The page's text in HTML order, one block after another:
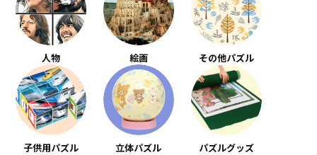
人物 絵画 その他パズル
子供用パズル 立体パズル パズルグッズ